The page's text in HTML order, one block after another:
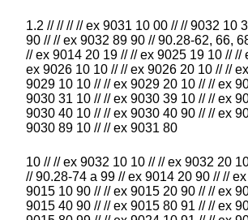
1.2 // // // // ex 9031 10 00 // // 9032 10
90 // // ex 9032 89 90 // 90.28-62, 66,
// ex 9014 20 19 // // ex 9025 19 10 // //
ex 9026 10 10 // // ex 9026 20 10 // //
9029 10 10 // // ex 9029 20 10 // // ex
9030 31 10 // // ex 9030 39 10 // // ex
9030 40 10 // // ex 9030 40 90 // // ex
9030 89 10 // // ex 9031 80
10 // // ex 9032 10 10 // // ex 9032 20
// 90.28-74 a 99 // ex 9014 20 90 // //
9015 10 90 // // ex 9015 20 90 // // ex
9015 40 90 // // ex 9015 80 91 // // ex